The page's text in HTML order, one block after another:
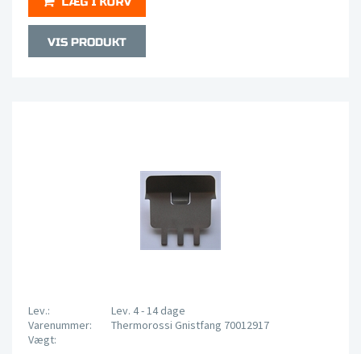
Lev.:
Lev. 4 - 14 dage
Varenummer:
Thermorossi Gnistfang 70012917
Vægt: